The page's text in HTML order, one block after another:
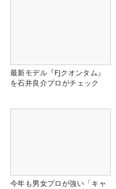
最新モデル『FJクオンタム』
を石井良介プロがチェック
今年も男女プロが強い「キャ